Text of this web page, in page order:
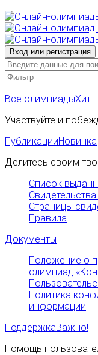
Все олимпиадыХит
Участвуйте и
ПубликацииНовинка
Делитесь своим
Список
Страницы
Правила
Документы
Положение о
олимпиад
Политика
информации
ПоддержкаВажно!
Помощь